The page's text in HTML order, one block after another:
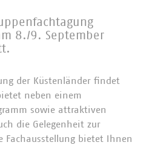
8./9. September
der Küstenländer findet
neben einem
sowie attraktiven
die Gelegenheit zur
Fachausstellung bietet Ihnen